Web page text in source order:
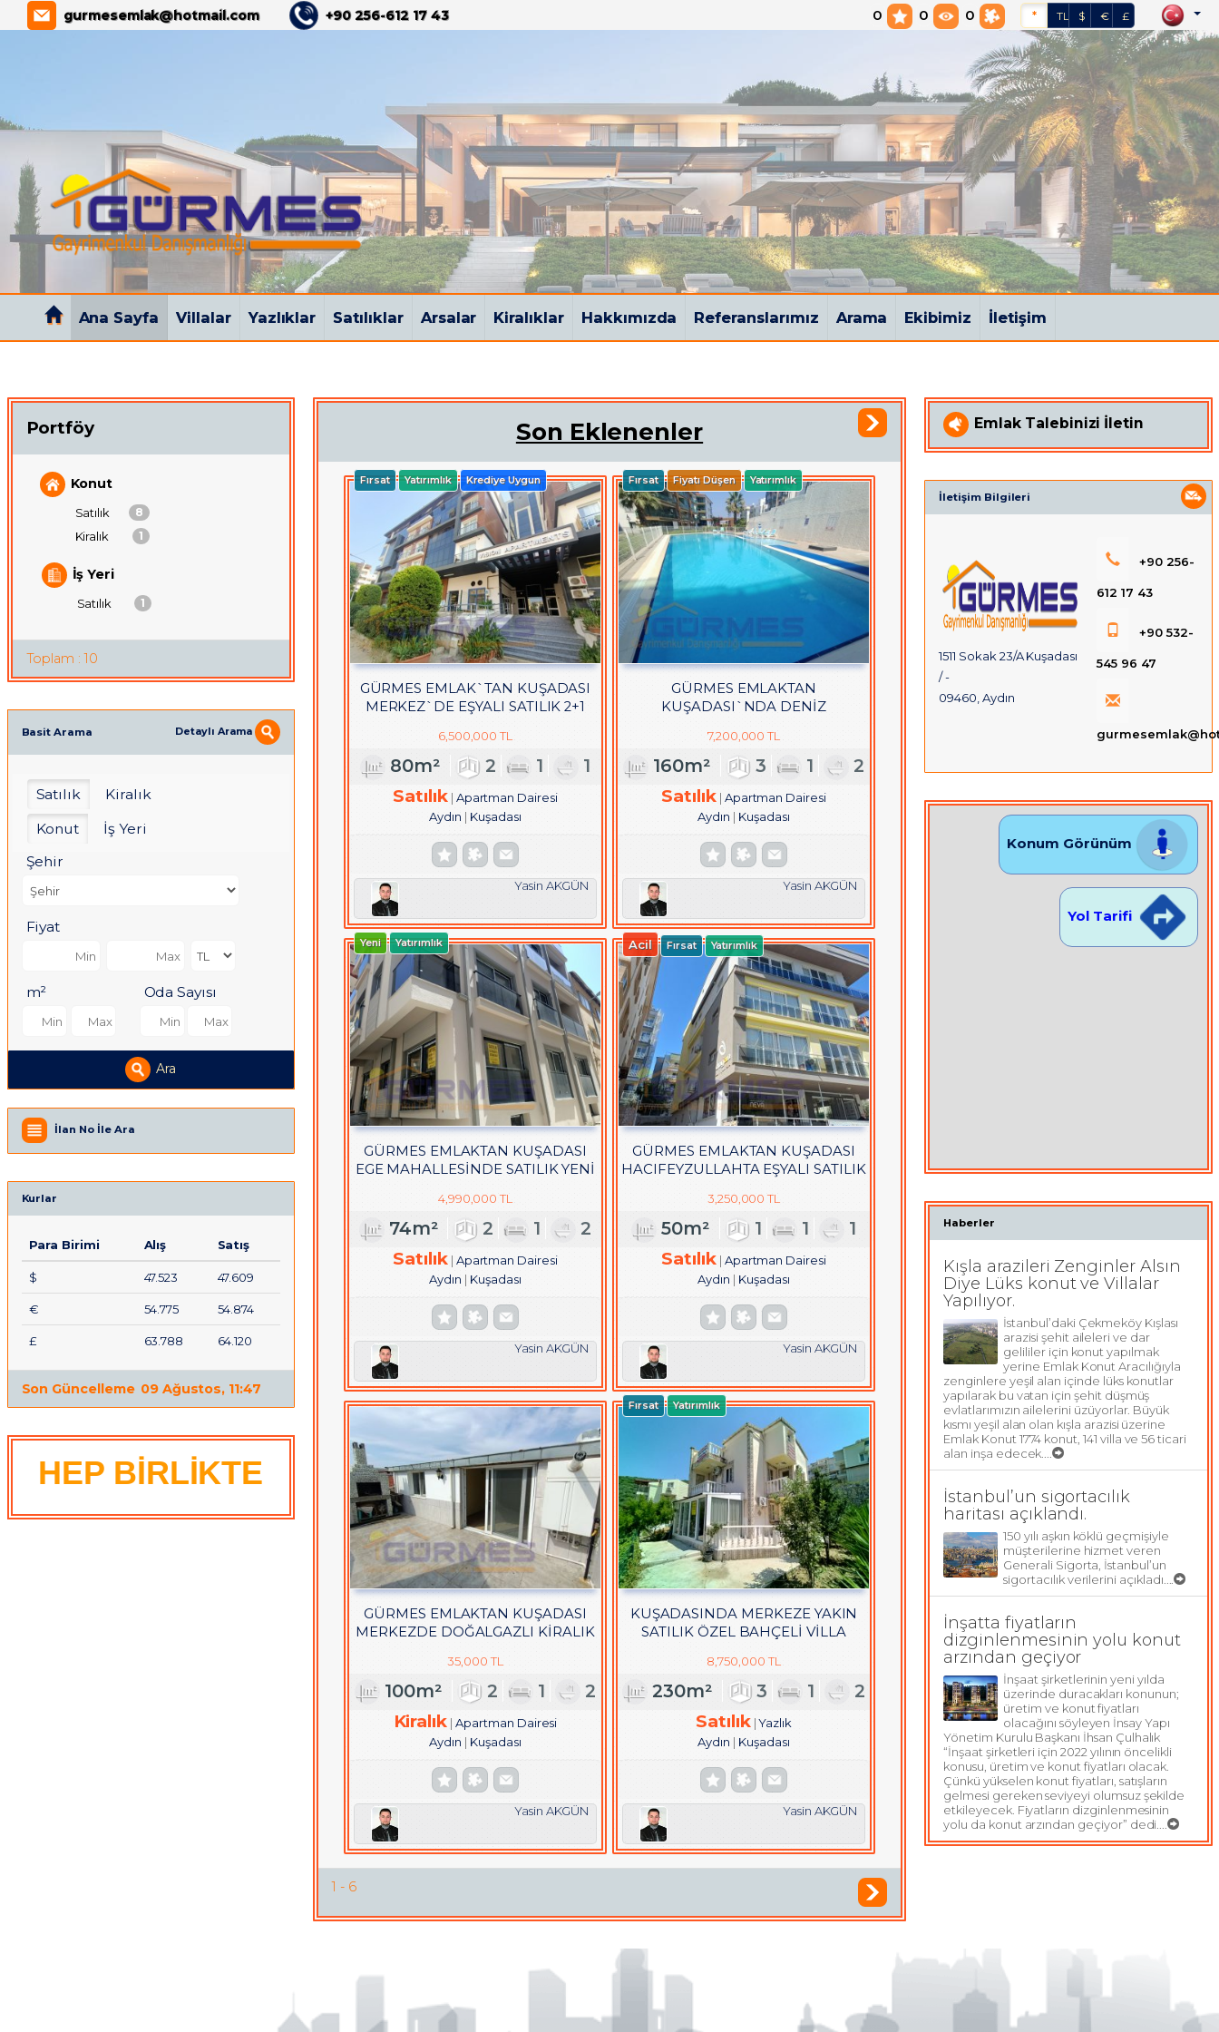
GÜRMES GAYRİMENKUL
gurmesemlak@hotmail.com +90 256-612 17 43 0 0 0 * TL $ € £
Ana Sayfa Villalar Yazlıklar Satılıklar Arsalar Kiralıklar Hakkımızda Referanslarımız Arama Ekibimiz İletişim
Portföy
Konut
Satılık 8
Kiralık 1
İş Yeri
Satılık 1
Toplam : 10
Basit Arama Detaylı Arama
Satılık
Kiralık
Konut
İş Yeri
Şehir
Fiyat
m² Oda Sayısı
Ara
İlan No İle Ara
Kurlar
Para Birimi Alış Satış
$ 47.523 47.609
€ 54.775 54.874
£ 63.788 64.120
Son Güncelleme 09 Ağustos, 11:47
HEP BİRLİKTE
Son Eklenenler
Fırsat Yatırımlık Krediye Uygun
GÜRMES EMLAK`TAN KUŞADASI
MERKEZ`DE EŞYALI SATILIK 2+1
6,500,000 TL
80m² 2 1 1
Satılık Apartman Dairesi
Aydın
Kuşadası
Yasin AKGÜN
Fırsat Fiyatı Düşen Yatırımlık
GÜRMES EMLAKTAN
KUŞADASI`NDA DENİZ
DAİRE
7,200,000 TL
160m² 3 1 2
Satılık Apartman Dairesi
Aydın
Kuşadası
Yasin AKGÜN
Yeni Yatırımlık
GÜRMES EMLAKTAN KUŞADASI
EGE MAHALLESİNDE SATILIK YENİ
4,990,000 TL
74m² 2 1 2
Satılık Apartman Dairesi
Aydın
Kuşadası
Yasin AKGÜN
Acil Fırsat Yatırımlık
GÜRMES EMLAKTAN KUŞADASI
HACIFEYZULLAHTA EŞYALI SATILIK
3,250,000 TL
50m² 1 1 1
Satılık Apartman Dairesi
Aydın
Kuşadası
Yasin AKGÜN
GÜRMES EMLAKTAN KUŞADASI
MERKEZDE DOĞALGAZLI KİRALIK
35,000 TL
100m² 2 1 2
Kiralık Apartman Dairesi
Aydın
Kuşadası
Yasin AKGÜN
Fırsat Yatırımlık
KUŞADASINDA MERKEZE YAKIN
SATILIK ÖZEL BAHÇELİ VİLLA
8,750,000 TL
230m² 3 1 2
Satılık Yazlık
Aydın
Kuşadası
Yasin AKGÜN
1 - 6
Emlak Talebinizi İletin
İletişim Bilgileri
1511 Sokak 23/A Kuşadası
/ -
09460, Aydın
+90 256-
612 17 43
+90 532-
545 96 47
Konum Görünüm
Yol Tarifi
Haberler
Kışla arazileri Zenginler Alsın
Diye Lüks konut ve Villalar
Yapılıyor.
İstanbul’daki Çekmeköy Kışlası
arazisi şehit aileleri ve dar
gelililer için konut yapılmak
yerine Emlak Konut Aracılığıyla
zenginlere yeşil alan içinde lüks konutlar
yapılarak bu vatan için şehit düşmüş
evlatlarımızın ailelerini üzüyorlar. Büyük
kısmı yeşil alan olan kışla arazisi üzerine
Emlak Konut 1774 konut, 141 villa ve 56 ticari
alan inşa edecek....
İstanbul’un sigortacılık
haritası açıklandı.
150 yılı aşkın köklü geçmişiyle
müşterilerine hizmet veren
Generali Sigorta, İstanbul’un
sigortacılık verilerini açıkladı....
İnşatta fiyatların
dizginlenmesinin yolu konut
arzından geçiyor
İnşaat şirketlerinin yeni yılda
üzerinde duracakları konunun;
üretim ve konut fiyatları
olacağını söyleyen İnsay Yapı
Yönetim Kurulu Başkanı İhsan Çulhalık
“İnşaat şirketleri için 2022 yılının öncelikli
konusu, üretim ve konut fiyatları olacak.
Çünkü yükselen konut fiyatları, satışların
gelmesi gereken seviyeyi olumsuz şekilde
etkileyecek. Fiyatların dizginlenmesinin
yolu da konut arzından geçiyor” dedi....